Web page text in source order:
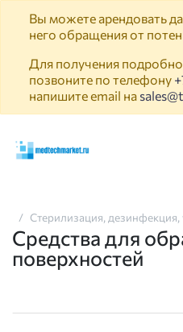
Вы можете арендовать
него обращения от
Для получения
позвоните по телефону
напишите email на
Стерилизация, дезинфекция,
Средства для
поверхностей